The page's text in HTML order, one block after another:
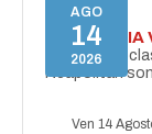
AGO
14
2026
I'TE
Concerto
Neapolitan
Ven 14